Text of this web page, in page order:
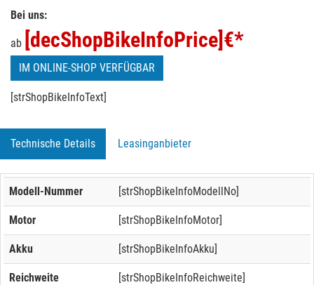
Bei uns:
ab [decShopBikeInfoPrice] €*
IM ONLINE-SHOP VERFÜGBAR
[strShopBikeInfoText]
Technische Details Leasinganbieter
Modell-Nummer [strShopBikeInfoModellNo]
Motor [strShopBikeInfoMotor]
Akku [strShopBikeInfoAkku]
Reichweite [strShopBikeInfoReichweite]